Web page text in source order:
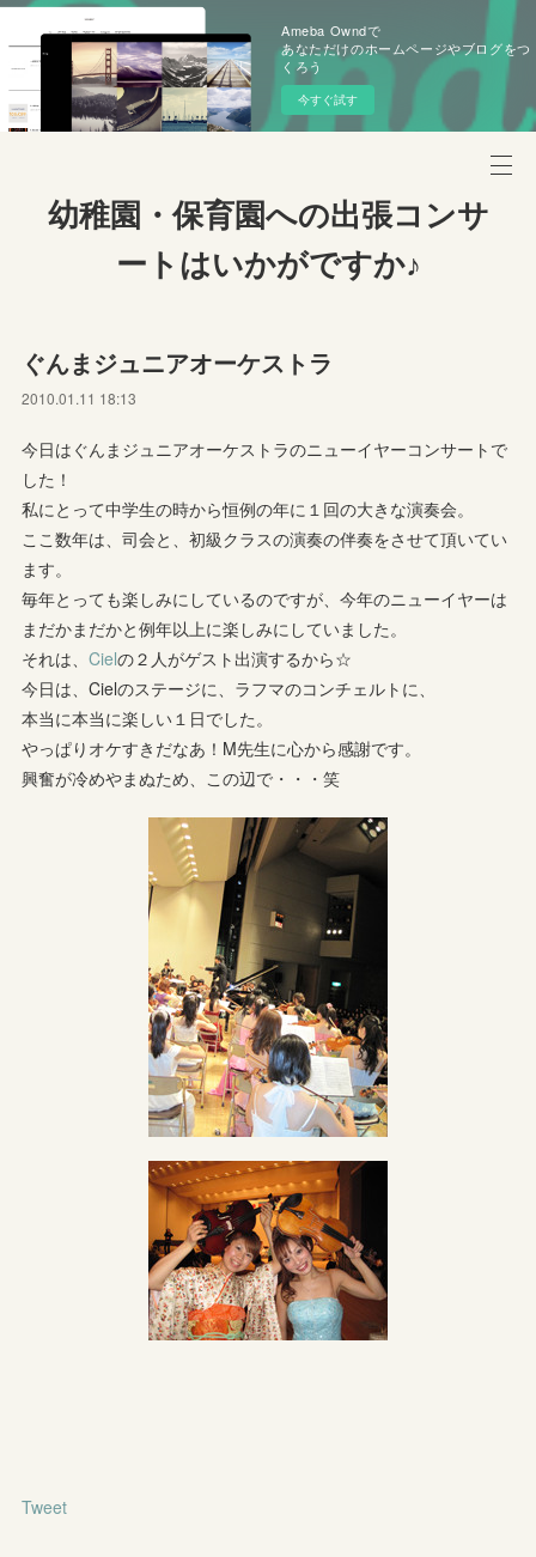
Ameba Owndで
あなただけのホームページやブログをつ
くろう
今すぐ試す
幼稚園・保育園への出張コンサ
ートはいかがですか♪
ぐんまジュニアオーケストラ
2010.01.11 18:13
今日はぐんまジュニアオーケストラのニューイヤーコンサートで
した！
私にとって中学生の時から恒例の年に１回の大きな演奏会。
ここ数年は、司会と、初級クラスの演奏の伴奏をさせて頂いてい
ます。
毎年とっても楽しみにしているのですが、今年のニューイヤーは
まだかまだかと例年以上に楽しみにしていました。
それは、Cielの２人がゲスト出演するから☆
今日は、Cielのステージに、ラフマのコンチェルトに、
本当に本当に楽しい１日でした。
やっぱりオケすきだなあ！M先生に心から感謝です。
興奮が冷めやまぬため、この辺で・・・笑
Tweet